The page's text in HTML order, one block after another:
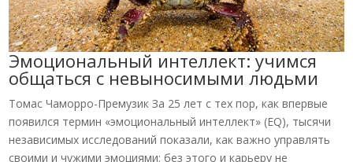
Эмоциональный интеллект: учимся
общаться с невыносимыми людьми
Томас Чаморро-Премузик За 25 лет с тех пор, как впервые
появился термин «эмоциональный интеллект» (EQ), тысячи
независимых исследований показали, как важно управлять
своими и чужими эмоциями: без этого и карьеру не